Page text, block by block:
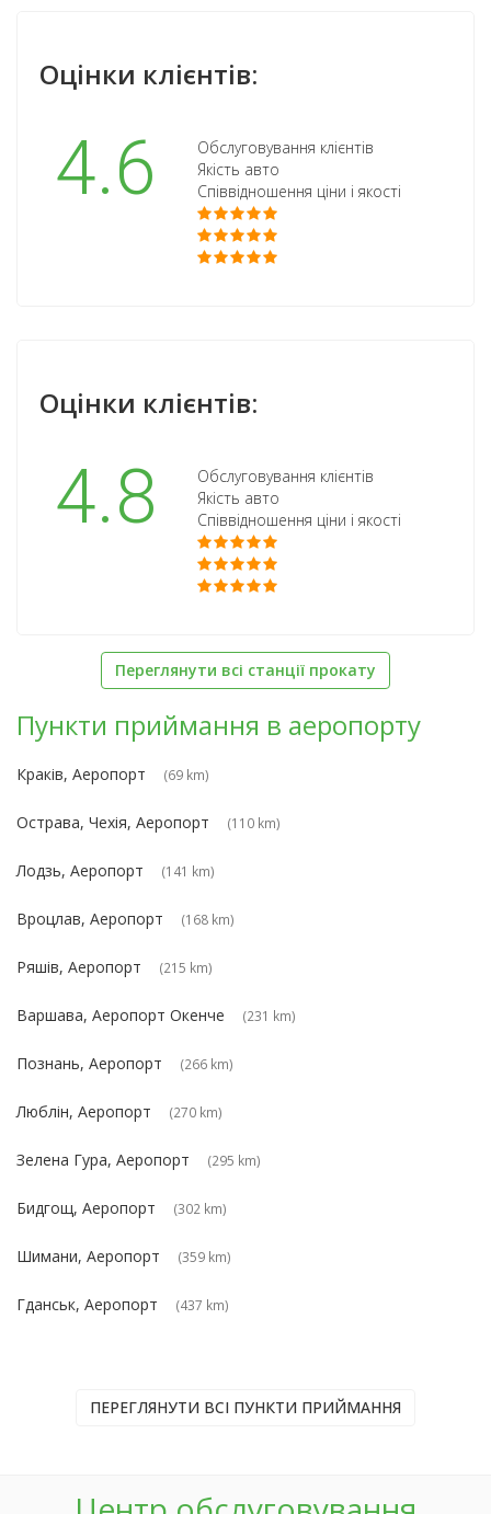
Оцінки клієнтів:
4.6
Обслуговування клієнтів
Якість авто
Співвідношення ціни і якості
Оцінки клієнтів:
4.8
Обслуговування клієнтів
Якість авто
Співвідношення ціни і якості
Переглянути всі станції прокату
Пункти приймання в аеропорту
Краків, Аеропорт (69 km)
Острава, Чехія, Аеропорт (110 km)
Лодзь, Аеропорт (141 km)
Вроцлав, Аеропорт (168 km)
Ряшів, Аеропорт (215 km)
Варшава, Аеропорт Окенче (231 km)
Познань, Аеропорт (266 km)
Люблін, Аеропорт (270 km)
Зелена Гура, Аеропорт (295 km)
Бидгощ, Аеропорт (302 km)
Шимани, Аеропорт (359 km)
Гданськ, Аеропорт (437 km)
ПЕРЕГЛЯНУТИ ВСІ ПУНКТИ ПРИЙМАННЯ